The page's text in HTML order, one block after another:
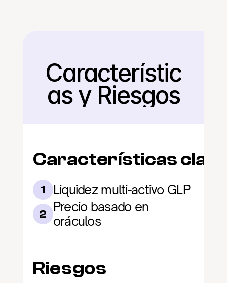
Regresar
Característic
as y Riesgos
Características
1 Liquidez multi-activo GLP
2 Precio basado en
oráculos
Riesgos